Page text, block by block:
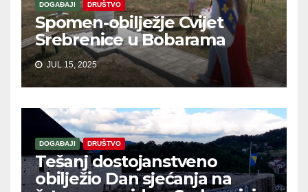
DOGAĐAJI DRUŠTVO
Spomen-obilježje Cvijet
Srebrenice u Bobarama
JUL 15, 2025
DOGAĐAJI DRUŠTVO
Tešanj dostojanstveno
obilježio Dan sjećanja na